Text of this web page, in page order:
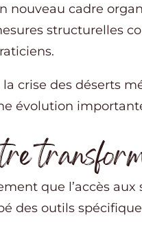
nouveau cadre
structurelles
crise des déserts
évolution
que l’accès
des outils